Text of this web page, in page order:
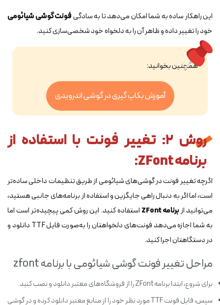
این راهکار ساده به شما امکان می‌دهد تا به سادگیفونتگوشی شیائومی
خود را تغییر داده و ظاهر آن را به دلخواه خود شخصی‌سازی کنید.
همچنین بخوانید:
آموزش بکاپ گیری در گوشی اندرویدی
روش 2: تغییر فونت با استفاده از
برنامه ZFont:
اگرچه تغییر فونت در گوشی‌های شیائومی از طریق تنظیمات داخلی ساده‌تر
است، اما اگر به دنبال راهی جایگزین و استفاده از برنامه‌های جانبی هستید،
می‌توانید ازبرنامه ZFont
استفاده کنید. این روش کمی پیچیده‌تر است اما
به شما اجازه می‌دهد فونت‌های دلخواهتان را به‌صورت فایل TTF دانلود و
در دستگاهتان اجرا کنید.
مراحل تغییر فونت گوشی شیائومی با برنامه zfont
برای شروع، ابتدا برنامه ZFont را از فروشگاه‌های معتبر دانلود و نصب کنید.
سپس، فایل فونت TTF مورد نظر خود را از منابع معتبر دانلود کرده و در گوشی